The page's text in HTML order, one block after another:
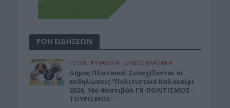
ΡΟΗ ΕΙΔΗΣΕΩΝ
ΓΕΎΣΗ - ΨΥΧΑΓΩΓΊΑ • ΔΉΜΟΣ ΠΛΑΤΑΝΙΆ
Δήμος Πλατανιά: Συνεχίζονται οι
εκδηλώσεις “Πολιτιστικό Καλοκαίρι
2026, 16ο Φεστιβάλ ΓΗ-ΠΟΛΙΤΙΣΜΟΣ-
ΤΟΥΡΙΣΜΟΣ”